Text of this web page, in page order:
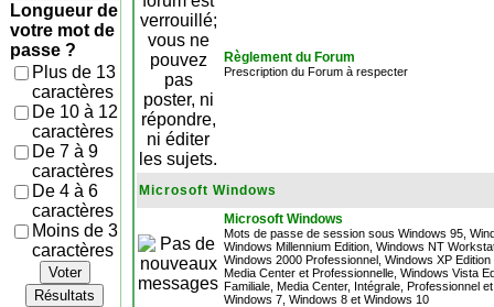
Longueur de
votre mot de
passe ?
Plus de 13
caractères
De 10 à 12
caractères
De 7 à 9
caractères
De 4 à 6
caractères
Moins de 3
caractères
Voter
Résultats
Règlement du Forum
Prescription du Forum à respecter
Microsoft Windows
Microsoft Windows
Mots de passe de session sous Windows 95,
Windows Millennium Edition, Windows NT
Windows 2000 Professionnel, Windows XP Edition
Media Center et Professionnelle, Windows Vista
Familiale, Media Center, Intégrale, Professionnel
Windows 7, Windows 8 et Windows 10